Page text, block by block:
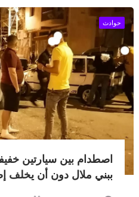
حوادث
اصطدام بين سيارتين
ببني ملال دون أن يخلف